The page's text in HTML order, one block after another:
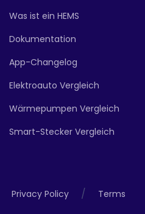
Was ist ein HEMS
Dokumentation
App-Changelog
Elektroauto Vergleich
Wärmepumpen Vergleich
Smart-Stecker Vergleich
Privacy Policy / Terms